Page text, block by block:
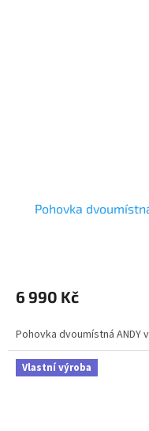
Pohovka
6 990 Kč
Pohovka dvoumístná ANDY
Vlastní výroba